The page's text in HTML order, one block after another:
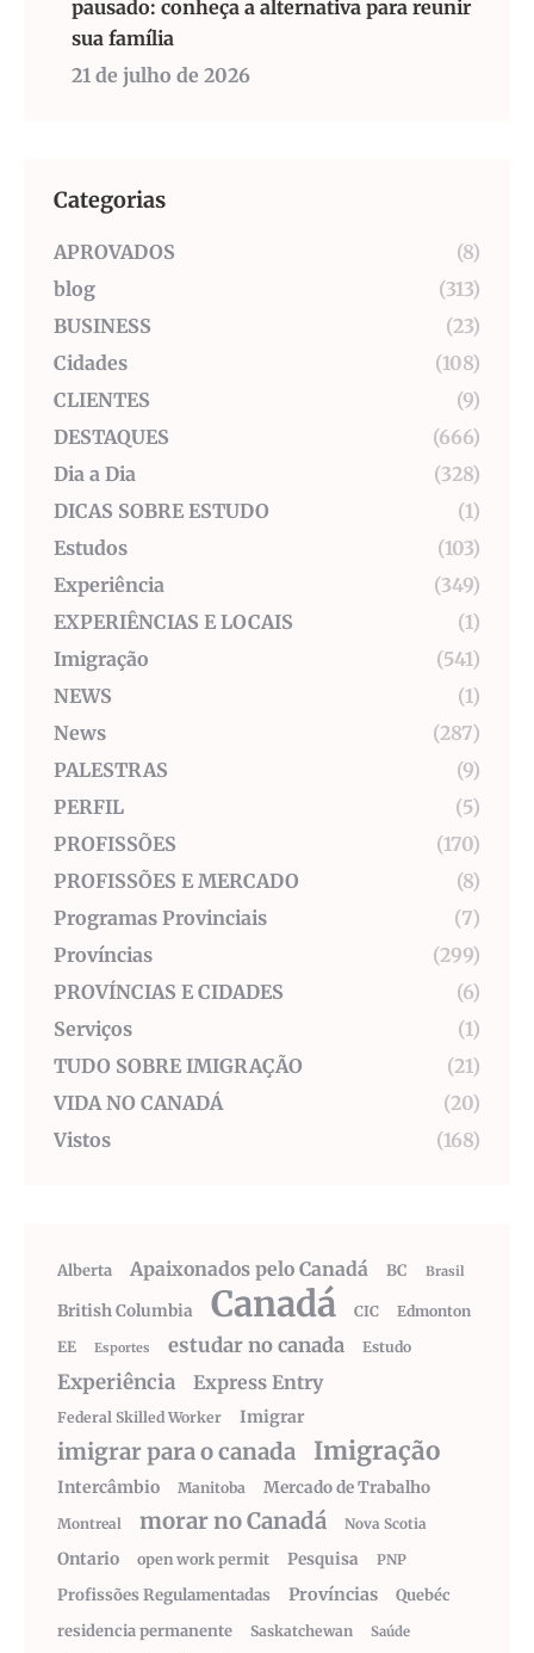
pausado: conheça a alternativa para reunir
sua família
21 de julho de 2026
Categorias
APROVADOS
(8)
blog
(313)
BUSINESS
(23)
Cidades
(108)
CLIENTES
(9)
DESTAQUES
(666)
Dia a Dia
(328)
DICAS SOBRE ESTUDO
(1)
Estudos
(103)
Experiência
(349)
EXPERIÊNCIAS E LOCAIS
(1)
Imigração
(541)
NEWS
(1)
News
(287)
PALESTRAS
(9)
PERFIL
(5)
PROFISSÕES
(170)
PROFISSÕES E MERCADO
(8)
Programas Provinciais
(7)
Províncias
(299)
PROVÍNCIAS E CIDADES
(6)
Serviços
(1)
TUDO SOBRE IMIGRAÇÃO
(21)
VIDA NO CANADÁ
(20)
Vistos
(168)
Alberta Apaixonados pelo Canadá BC Brasil
British Columbia Canadá CIC
Edmonton
EE
Esportes estudar no canada Estudo
Experiência Express Entry
Federal Skilled Worker Imigrar
imigrar para o canada Imigração
Intercâmbio Manitoba Mercado de Trabalho
Montreal morar no Canadá Nova Scotia
Ontario open work permit Pesquisa PNP
Profissões Regulamentadas Províncias
Quebéc
residencia permanente
Saskatchewan Saúde